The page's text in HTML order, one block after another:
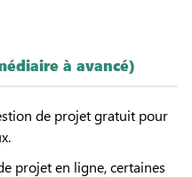
à avancé)
de projet gratuit pour
projet en ligne, certaines